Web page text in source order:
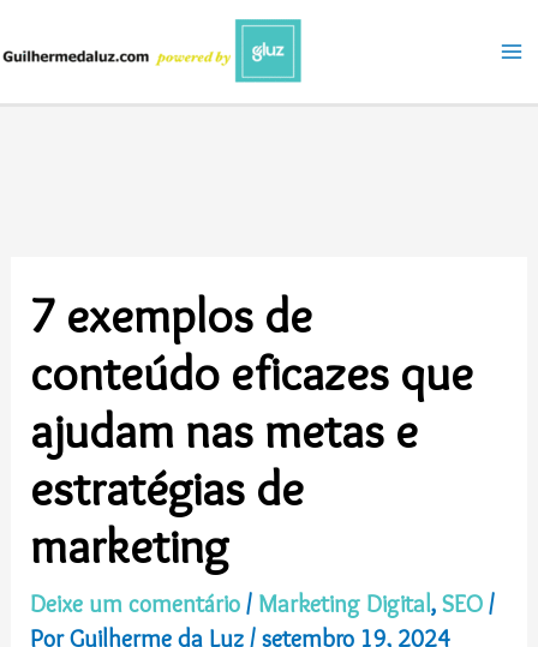
o
7 exemplos de
conteúdo eficazes que
ajudam nas metas e
estratégias de
marketing
Deixe um comentário / Marketing Digital,SEO /
PorGuilherme da Luz/setembro 19, 2024